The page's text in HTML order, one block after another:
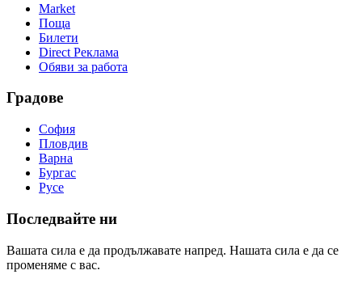
Market
Поща
Билети
Direct Реклама
Обяви за работа
Градове
София
Пловдив
Варна
Бургас
Русе
Последвайте ни
Вашата сила е да продължавате напред. Нашата сила е да се
променяме с вас.